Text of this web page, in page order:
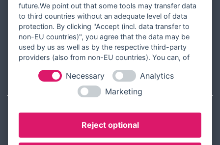
Über Tausendschön Karten
Blog
Ratgeber
Unsere Partner
Kontakt aufnehmen
Allgemeine Geschäftsbedingungen
future.We point out that some tools may transfer data
to third countries without an adequate level of data
protection. By clicking "Accept (incl. data transfer to
non-EU countries)", you agree that the data may be
used by us as well as by the respective third-party
providers (also from non-EU countries). You can, of
Necessary
Analytics
Marketing
Reject optional